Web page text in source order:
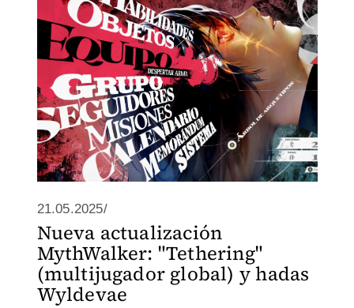
21.05.2025/
Nueva actualización
MythWalker: "Tethering"
(multijugador global) y hadas
Wyldevae